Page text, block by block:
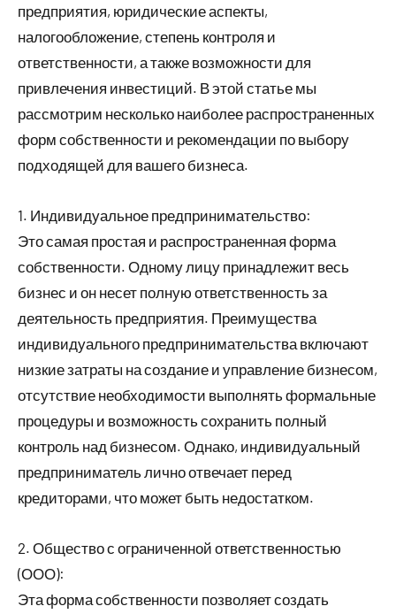
предприятия, юридические аспекты,
налогообложение, степень контроля и
ответственности, а также возможности для
привлечения инвестиций. В этой статье мы
рассмотрим несколько наиболее распространенных
форм собственности и рекомендации по выбору
подходящей для вашего бизнеса.
1. Индивидуальное предпринимательство:
Это самая простая и распространенная форма
собственности. Одному лицу принадлежит весь
бизнес и он несет полную ответственность за
деятельность предприятия. Преимущества
индивидуального предпринимательства включают
низкие затраты на создание и управление бизнесом,
отсутствие необходимости выполнять формальные
процедуры и возможность сохранить полный
контроль над бизнесом. Однако, индивидуальный
предприниматель лично отвечает перед
кредиторами, что может быть недостатком.
2. Общество с ограниченной ответственностью
(ООО):
Эта форма собственности позволяет создать